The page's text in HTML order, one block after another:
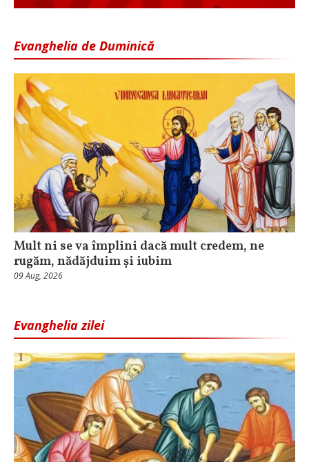
Evanghelia de Duminică
Mult ni se va împlini dacă mult credem, ne
rugăm, nădăjduim și iubim
09 Aug, 2026
Evanghelia zilei